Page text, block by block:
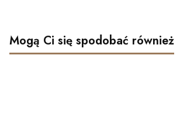
Mogą Ci się spodobać również